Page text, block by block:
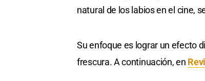
natural de los labios en el cine,
Su enfoque es lograr un efecto
frescura. A continuación, en